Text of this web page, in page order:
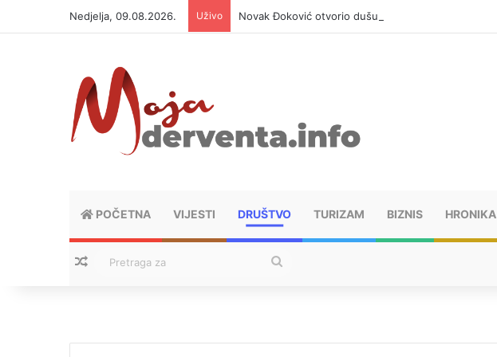
Nedjelja, 09.08.2026. Uživo Novak Đoković otvorio dušu: “Taj poraz me uništio”
POČETNA VIJESTI DRUŠTVO TURIZAM BIZNIS HRONIKA
Nasumični tekstovi